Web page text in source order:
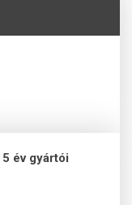
5 év gyártói